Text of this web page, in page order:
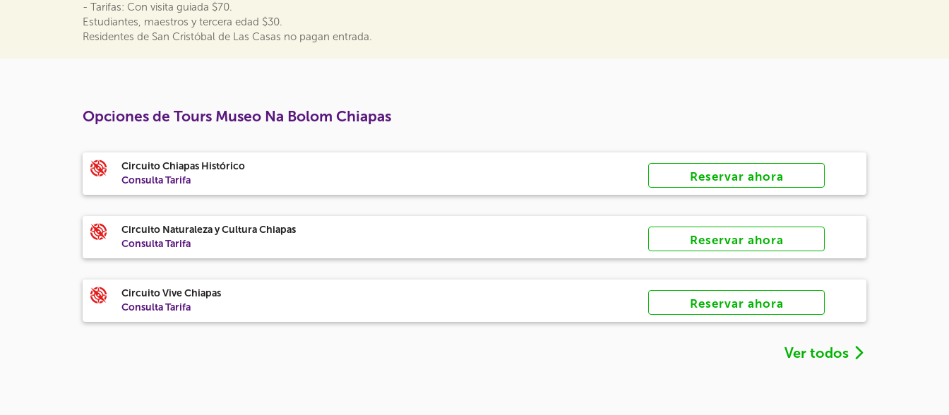
- Tarifas: Con visita guiada $70.
Estudiantes, maestros y tercera edad $30.
Residentes de San Cristóbal de Las Casas no pagan entrada.
Opciones de Tours Museo Na Bolom Chiapas
Circuito Chiapas Histórico
Consulta Tarifa
Reservar ahora
Circuito Naturaleza y Cultura Chiapas
Consulta Tarifa
Reservar ahora
Circuito Vive Chiapas
Consulta Tarifa
Reservar ahora
Ver todos